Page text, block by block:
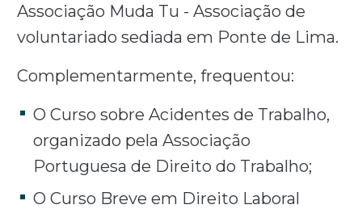
Associação Muda Tu - Associação de
voluntariado sediada em Ponte de Lima.
Complementarmente, frequentou:
O Curso sobre Acidentes de Trabalho,
organizado pela Associação
Portuguesa de Direito do Trabalho;
O Curso Breve em Direito Laboral